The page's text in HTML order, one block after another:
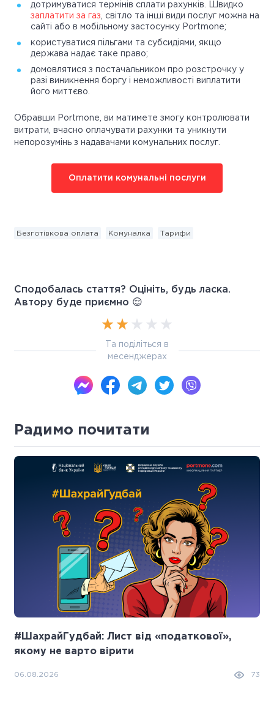
дотримуватися термінів сплати рахунків. Швидко
заплатити за газ , світло та інші види послуг можна на
сайті або в мобільному застосунку Portmone;
користуватися пільгами та субсидіями, якщо
держава надає таке право;
домовлятися з постачальником про розстрочку у
разі виникнення боргу і неможливості виплатити
його миттєво.
Обравши Portmone, ви матимете змогу контролювати
витрати, вчасно оплачувати рахунки та уникнути
непорозумінь з надавачами комунальних послуг.
Оплатити комунальні послуги
Безготівкова оплата Комуналка Тарифи
Сподобалась стаття? Оцініть, будь ласка.
Автору буде приємно 😌
Та поділіться в
месенджерах
Радимо почитати
#ШахрайГудбай: Лист від «податкової»,
якому не варто вірити
06.08.2026 73